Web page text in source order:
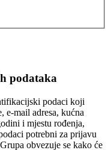
podataka
podaci koji
e-mail adresa, kućna
i mjestu rođenja,
potrebni za prijavu
obvezuje se kako će